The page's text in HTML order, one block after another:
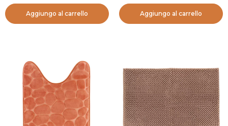
Aggiungo al carrello Aggiungo al carrello